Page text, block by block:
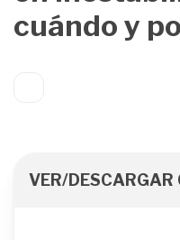
cuándo y
VER/DESCARGAR